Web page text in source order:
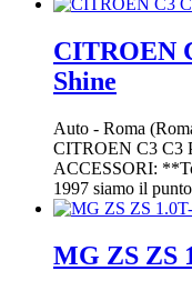
CITROEN
Shine
Auto - Roma
CITROEN C3 C3
ACCESSORI:
1997 siamo il
MG ZS ZS